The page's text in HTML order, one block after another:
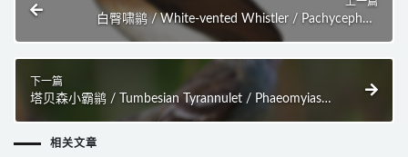
白臀啸鹟 / White-vented Whistler / Pachycephala
下一篇
塔贝森小霸鹟 / Tumbesian Tyrannulet / Phaeomyias
相关文章